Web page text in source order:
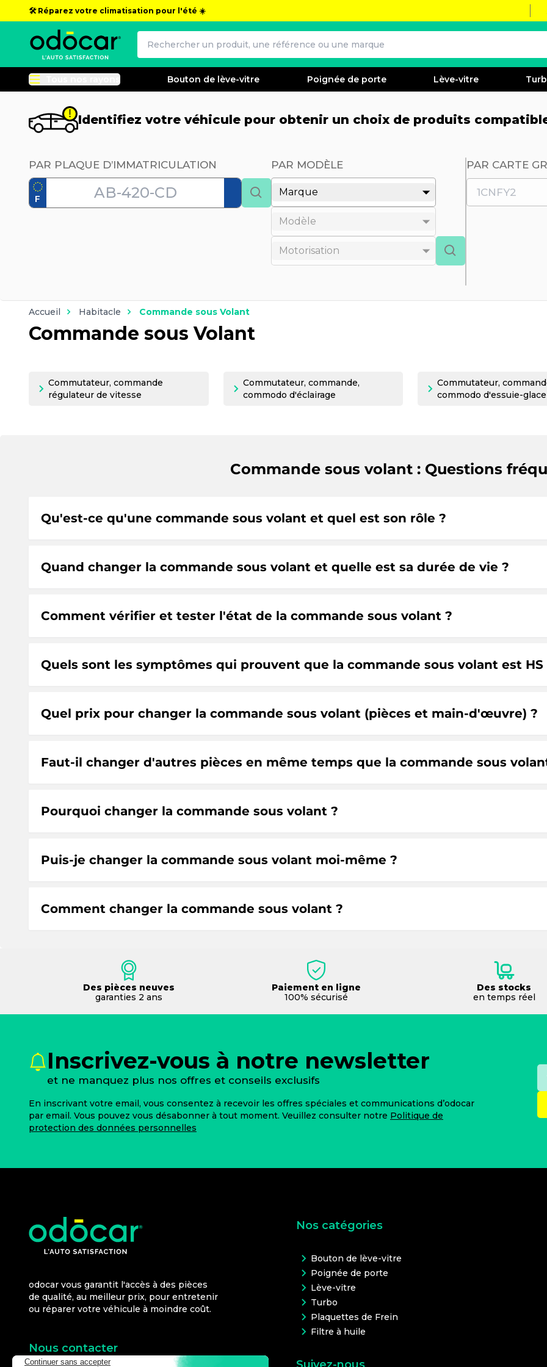
🛠️ Réparez votre climatisation pour l'été ☀️
Tous nos rayons Bouton de lève-vitre Poignée de porte Lève-vitre
Identifiez votre véhicule pour obtenir un choix de produits
PAR PLAQUE D’IMMATRICULATION
F
PAR MODÈLE
Marque
Modèle
Motorisation
PAR CARTE
Accueil Habitacle Commande sous Volant
Commande sous Volant
Commutateur, commande
régulateur de vitesse
Commutateur, commande,
commodo d'éclairage
Commutateur,
commodo d'essuie-glace
Commande sous volant : Questions
Qu'est-ce qu'une commande sous volant et quel est son rôle ?
Quand changer la commande sous volant et quelle est sa durée de vie ?
Comment vérifier et tester l'état de la commande sous volant ?
Quels sont les symptômes qui prouvent que la commande sous volant est HS
Quel prix pour changer la commande sous volant (pièces et main-d'œuvre) ?
Faut-il changer d'autres pièces en même temps que la commande sous
Pourquoi changer la commande sous volant ?
Puis-je changer la commande sous volant moi-même ?
Comment changer la commande sous volant ?
Des pièces neuves
garanties 2 ans
Paiement en ligne
100% sécurisé
Des stocks
en temps réel
Inscrivez-vous à notre newsletter
et ne manquez plus nos offres et conseils exclusifs
En inscrivant votre email, vous consentez à recevoir les offres spéciales et communications d’odocar
par email. Vous pouvez vous désabonner à tout moment. Veuillez consulter notre Politique de
protection des données personnelles
odocar vous garantit l'accès à des pièces
de qualité, au meilleur prix, pour entretenir
ou réparer votre véhicule à moindre coût.
Nous contacter
Nos catégories
Bouton de lève-vitre
Poignée de porte
Lève-vitre
Turbo
Plaquettes de Frein
Filtre à huile